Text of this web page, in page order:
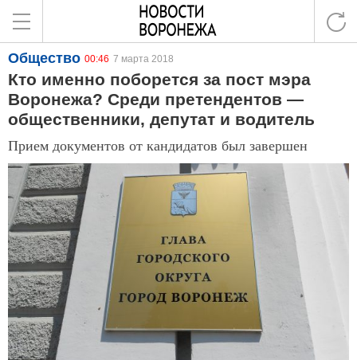
Общество 00:46 7 марта 2018
Кто именно поборется за пост мэра
Воронежа? Среди претендентов —
общественники, депутат и водитель
Прием документов от кандидатов был завершен